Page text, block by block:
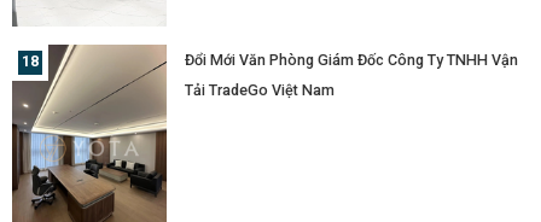
Đổi Mới Văn Phòng Giám Đốc Công Ty TNHH Vận
Tải TradeGo Việt Nam